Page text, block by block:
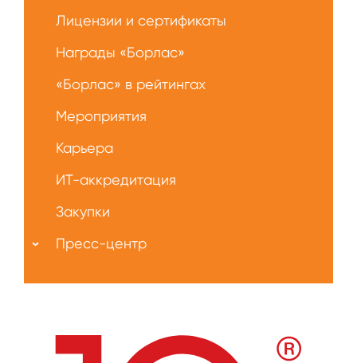
Лицензии и сертификаты
Награды «Борлас»
«Борлас» в рейтингах
Мероприятия
Карьера
ИТ-аккредитация
Закупки
Пресс-центр